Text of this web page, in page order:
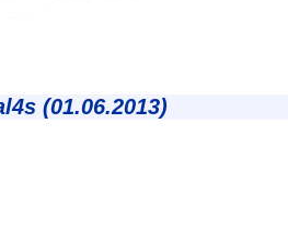
(01.06.2013)